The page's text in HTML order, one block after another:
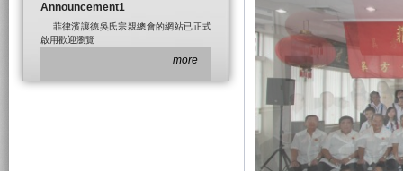
Announcement1
菲律濱讓德吳氏宗親總會的網站已正式
啟用歡迎瀏覽
more